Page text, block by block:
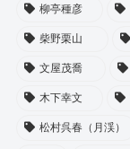
柳亭種彦
柴野栗山
文屋茂喬
木下幸文
松村呉春（月渓）